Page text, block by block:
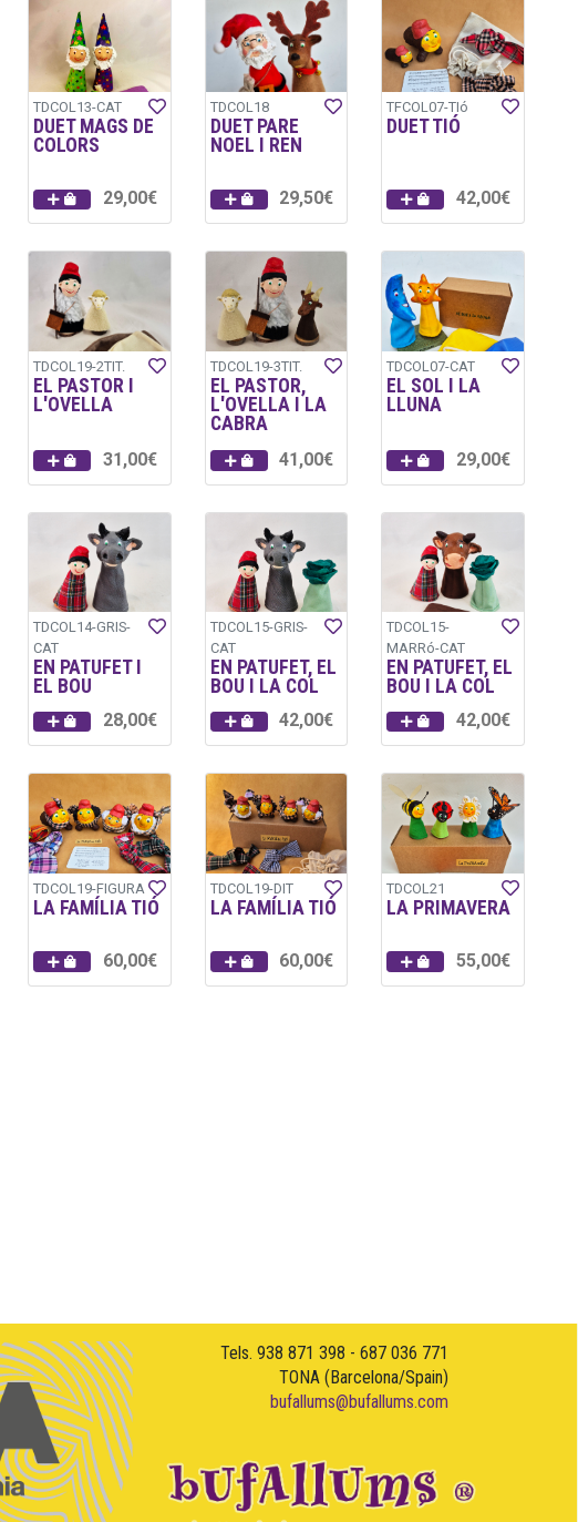
TDCOL13-CAT
DUET MAGS DE
COLORS
29,00€
TDCOL18
DUET PARE
NOEL I REN
29,50€
TFCOL07-TIó
DUET TIÓ
42,00€
TDCOL19-2TIT.
EL PASTOR I
L'OVELLA
31,00€
TDCOL19-3TIT.
EL PASTOR,
L'OVELLA I LA
CABRA
41,00€
TDCOL07-CAT
EL SOL I LA
LLUNA
29,00€
TDCOL14-GRIS-
CAT
EN PATUFET I
EL BOU
28,00€
TDCOL15-GRIS-
CAT
EN PATUFET, EL
BOU I LA COL
42,00€
TDCOL15-
MARRó-CAT
EN PATUFET, EL
BOU I LA COL
42,00€
TDCOL19-FIGURA
LA FAMÍLIA TIÓ
60,00€
TDCOL19-DIT
LA FAMÍLIA TIÓ
60,00€
TDCOL21
LA PRIMAVERA
55,00€
Tels. 938 871 398 - 687 036 771
TONA (Barcelona/Spain)
bufallums@bufallums.com